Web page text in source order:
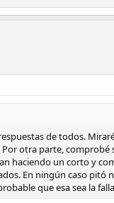
de todos.
otra parte, comprobé
haciendo un corto y
En ningún caso pitó
que esa sea la